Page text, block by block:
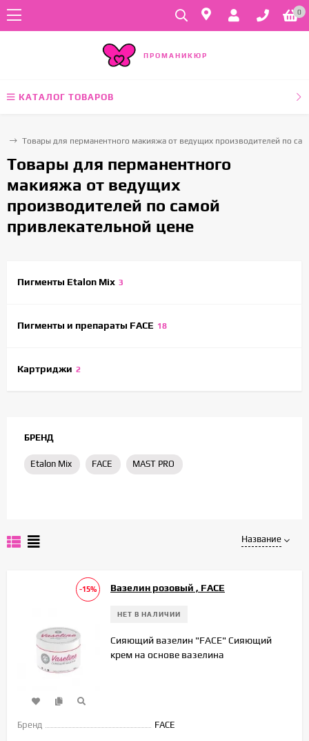
0
ПРОМАНИКЮР
КАТАЛОГ ТОВАРОВ
Товары для перманентного макияжа от ведущих производителей по
Товары для перманентного
макияжа от ведущих
производителей по самой
привлекательной цене
Пигменты Etalon Mix 3
Пигменты и препараты FACE 18
Картриджи 2
БРЕНД
Etalon Mix FACE MAST PRO
Название
-15% Вазелин розовый , FACE
НЕТ В НАЛИЧИИ
Сияющий вазелин "FACE" Сияющий
крем на основе вазелина
Бренд FACE